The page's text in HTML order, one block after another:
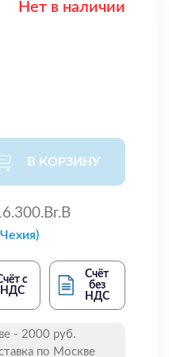
Нет в наличии
В КОРЗИНУ
с
НДС
Счёт
без
НДС
- 2000 руб.
по Москве